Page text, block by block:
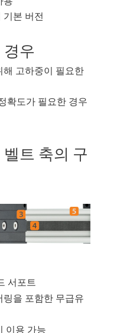
기본 버전
경우
해 고하중이 필요한
확도가 필요한 경우
트 축의 구
서포트
을 포함한 무급유
이용 가능